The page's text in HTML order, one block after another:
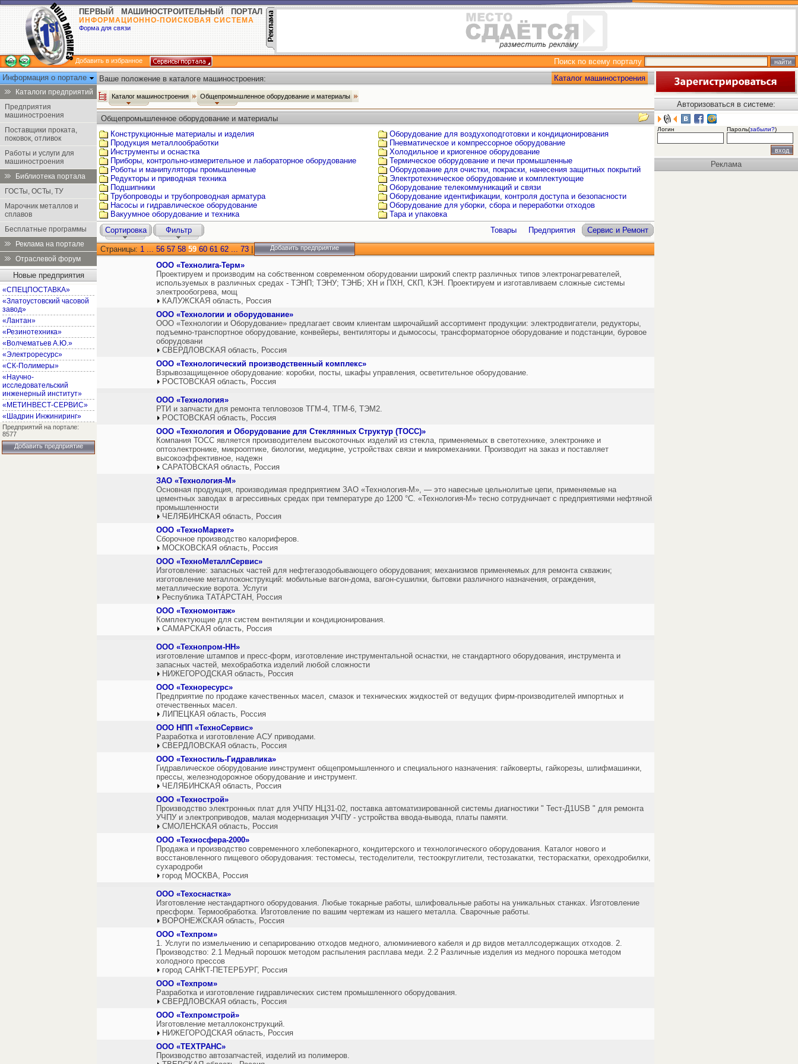
ПЕРВЫЙ МАШИНОСТРОИТЕЛЬНЫЙ ПОРТАЛ
ИНФОРМАЦИОННО-ПОИСКОВАЯ СИСТЕМА
Форма для связи
Добавить в избранное
Поиск по всему порталу
Информация о портале
Каталоги предприятий
Предприятия
машиностроения
Поставщики проката,
поковок, отливок
Работы и услуги для
машиностроения
Библиотека портала
ГОСТы, ОСТы, ТУ
Марочник металлов и
сплавов
Бесплатные программы
Реклама на портале
Отраслевой форум
Новые предприятия
«СПЕЦПОСТАВКА»
«Златоустовский часовой
завод»
«Лантан»
«Резинотехника»
«Волчематьев А.Ю.»
«Электроресурс»
«СК-Полимеры»
«Научно-
исследовательский
инженерный институт»
«МЕТИНВЕСТ-СЕРВИС»
«Шадрин Инжиниринг»
Предприятий на портале:
8577
Добавить предприятие
Ваше положение в каталоге машиностроения: Каталог машиностроения
Каталог машиностроения Общепромышленное оборудование и материалы
Общепромышленное оборудование и материалы
Конструкционные материалы и изделия
Продукция металлообработки
Инструменты и оснастка
Приборы, контрольно-измерительное и лабораторное оборудование
Роботы и манипуляторы промышленные
Редукторы и приводная техника
Подшипники
Трубопроводы и трубопроводная арматура
Насосы и гидравлическое оборудование
Вакуумное оборудование и техника
Оборудование для воздухоподготовки и кондиционирования
Пневматическое и компрессорное оборудование
Холодильное и криогенное оборудование
Термическое оборудование и печи промышленные
Оборудование для очистки, покраски, нанесения защитных покрытий
Электротехническое оборудование и комплектующие
Оборудование телекоммуникаций и связи
Оборудование идентификации, контроля доступа и безопасности
Оборудование для уборки, сбора и переработки отходов
Тара и упаковка
Сортировка
Фильтр Товары Предприятия Сервис и Ремонт
Страницы: 1 ... 56 57 58 59 60 61 62 ... 73 Добавить предприятие
OOO «Технолига-Терм»
Проектируем и производим на собственном современном оборудовании широкий спектр различных типов электронагревателей,
используемых в различных средах - ТЭНП; ТЭНУ; ТЭНБ; ХН и ПХН, СКП, КЭН. Проектируем и изготавливаем сложные системы
электрообогрева, мощ
КАЛУЖСКАЯ область, Россия
ООО «Технологии и оборудование»
ООО «Технологии и Оборудование» предлагает своим клиентам широчайший ассортимент продукции: электродвигатели, редукторы,
подъемно-транспортное оборудование, конвейеры, вентиляторы и дымососы, трансформаторное оборудование и подстанции, буровое
оборудовани
СВЕРДЛОВСКАЯ область, Россия
OOO «Технологический производственный комплекс»
Взрывозащищенное оборудование: коробки, посты, шкафы управления, осветительное оборудование.
РОСТОВСКАЯ область, Россия
ООО «Технология»
РТИ и запчасти для ремонта тепловозов ТГМ-4, ТГМ-6, ТЭМ2.
РОСТОВСКАЯ область, Россия
ООО «Технология и Оборудование для Стеклянных Структур (ТОСС)»
Кoмпания ТОСС является производителем высокоточных изделий из стекла, применяемых в светотехнике, электронике и
оптоэлектронике, микрооптике, биологии, медицине, устройствах связи и микромеханики. Производит на заказ и поставляет
высокоэффективное, надежн
САРАТОВСКАЯ область, Россия
ЗАО «Технология-М»
Основная продукция, производимая предприятием ЗАО «Технология-М», — это навесные цельнолитые цепи, применяемые на
цементных заводах в агрессивных средах при температуре до 1200 °С. «Технология-М» тесно сотрудничает с предприятиями нефтяной
промышленности
ЧЕЛЯБИНСКАЯ область, Россия
ООО «ТехноМаркет»
Сборочное производство калориферов.
МОСКОВСКАЯ область, Россия
ООО «ТехноМеталлСервис»
Изготовление: запасных частей для нефтегазодобывающего оборудования; механизмов применяемых для ремонта скважин;
изготовление металлоконструкций: мобильные вагон-дома, вагон-сушилки, бытовки различного назначения, ограждения,
металлические ворота. Услуги
Республика ТАТАРСТАН, Россия
ООО «Техномонтаж»
Комплектующие для систем вентиляции и кондиционирования.
САМАРСКАЯ область, Россия
ООО «Технопром-НН»
изготовление штампов и пресс-форм, изготовление инструментальной оснастки, не стандартного оборудования, инструмента и
запасных частей, мехобработка изделий любой сложности
НИЖЕГОРОДСКАЯ область, Россия
ООО «Техноресурс»
Предприятие по продаже качественных масел, смазок и технических жидкостей от ведущих фирм-производителей импортных и
отечественных масел.
ЛИПЕЦКАЯ область, Россия
ООО НПП «ТехноСервис»
Разработка и изготовление АСУ приводами.
СВЕРДЛОВСКАЯ область, Россия
ООО «Техностиль-Гидравлика»
Гидравлическое оборудование иинструмент общепромышленного и специального назначения: гайковерты, гайкорезы, шлифмашинки,
прессы, железнодорожное оборудование и инструмент.
ЧЕЛЯБИНСКАЯ область, Россия
ООО «Технострой»
Производство электронных плат для УЧПУ НЦ31-02, поставка автоматизированной системы диагностики " Тест-Д1USB " для ремонта
УЧПУ и электроприводов, малая модернизация УЧПУ - устройства ввода-вывода, платы памяти.
СМОЛЕНСКАЯ область, Россия
ООО «Техносфера-2000»
Продажа и производство современного хлебопекарного, кондитерского и технологического оборудования. Каталог нового и
восстановленного пищевого оборудования: тестомесы, тестоделители, тестоокруглители, тестозакатки, тестораскатки, ореходробилки,
сухародроби
город МОСКВА, Россия
ООО «Техоснастка»
Изготовление нестандартного оборудования. Любые токарные работы, шлифовальные работы на уникальных станках. Изготовление
пресформ. Термообработка. Изготовление по вашим чертежам из нашего металла. Сварочные работы.
ВОРОНЕЖСКАЯ область, Россия
ООО «Техпром»
1. Услуги по измельчению и сепарированию отходов медного, алюминиевого кабеля и др видов металлсодержащих отходов. 2.
Производство: 2.1 Медный порошок методом распыления расплава меди. 2.2 Различные изделия из медного порошка методом
холодного прессов
город САНКТ-ПЕТЕРБУРГ, Россия
ООО «Техпром»
Разработка и изготовление гидравлических систем промышленного оборудования.
СВЕРДЛОВСКАЯ область, Россия
ООО «Техпромстрой»
Изготовление металлоконструкций.
НИЖЕГОРОДСКАЯ область, Россия
ООО «ТЕХТРАНС»
Производство автозапчастей, изделий из полимеров.
Авторизоваться в системе:
Логин Пароль(забыли?)
Реклама